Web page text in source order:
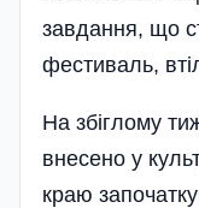
завдання, що
фестиваль,
На збіглому
внесено у
краю